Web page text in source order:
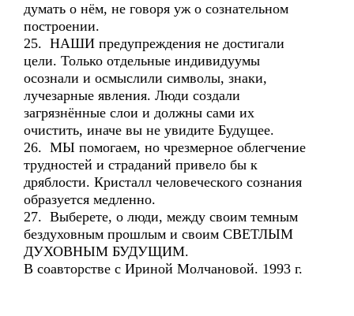
думать о нём, не говоря уж о сознательном
построении.
25. НАШИ предупреждения не достигали
цели. Только отдельные индивидуумы
осознали и осмыслили символы, знаки,
лучезарные явления. Люди создали
загрязнённые слои и должны сами их
очистить, иначе вы не увидите Будущее.
26. МЫ помогаем, но чрезмерное облегчение
трудностей и страданий привело бы к
дряблости. Кристалл человеческого сознания
образуется медленно.
27. Выберете, о люди, между своим темным
бездуховным прошлым и своим СВЕТЛЫМ
ДУХОВНЫМ БУДУЩИМ.
В соавторстве с Ириной Молчановой. 1993 г.